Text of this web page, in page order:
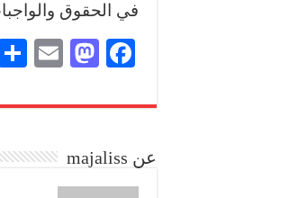
في الحقوق
Fa
bo
M
to
n
E
ail
عن majaliss